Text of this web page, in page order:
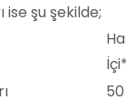
şu şekilde;
İçi*